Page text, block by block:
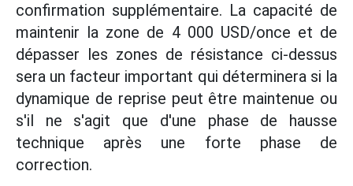
confirmation supplémentaire. La capacité de
maintenir la zone de 4 000 USD/once et de
dépasser les zones de résistance ci-dessus
sera un facteur important qui déterminera si la
dynamique de reprise peut être maintenue ou
s'il ne s'agit que d'une phase de hausse
technique après une forte phase de
correction.